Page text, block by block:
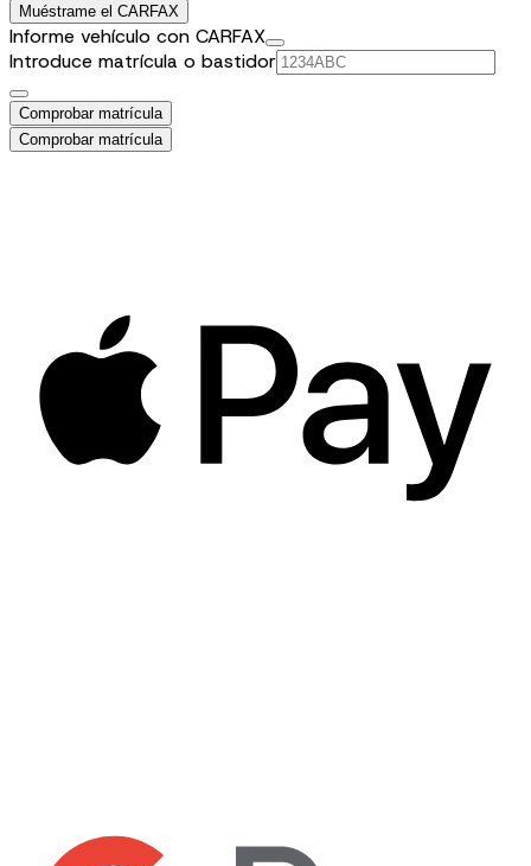
Muéstrame el CARFAX
Informe vehículo con CARFAX
Introduce matrícula o bastidor
Comprobar matrícula
Comprobar matrícula